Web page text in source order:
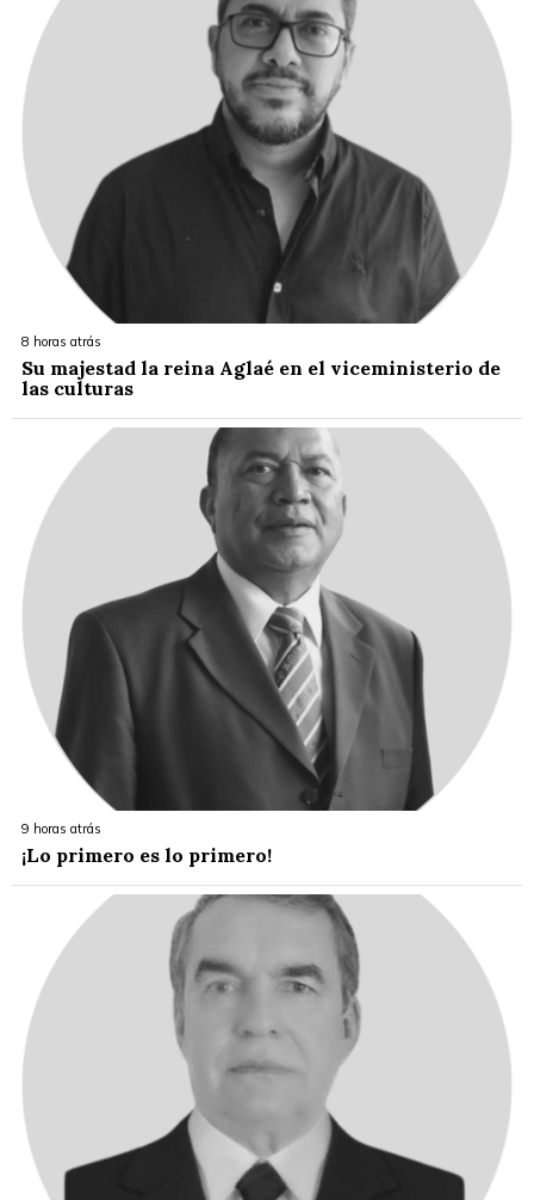
8 horas atrás
Su majestad la reina Aglaé en el viceministerio de
las culturas
9 horas atrás
¡Lo primero es lo primero!